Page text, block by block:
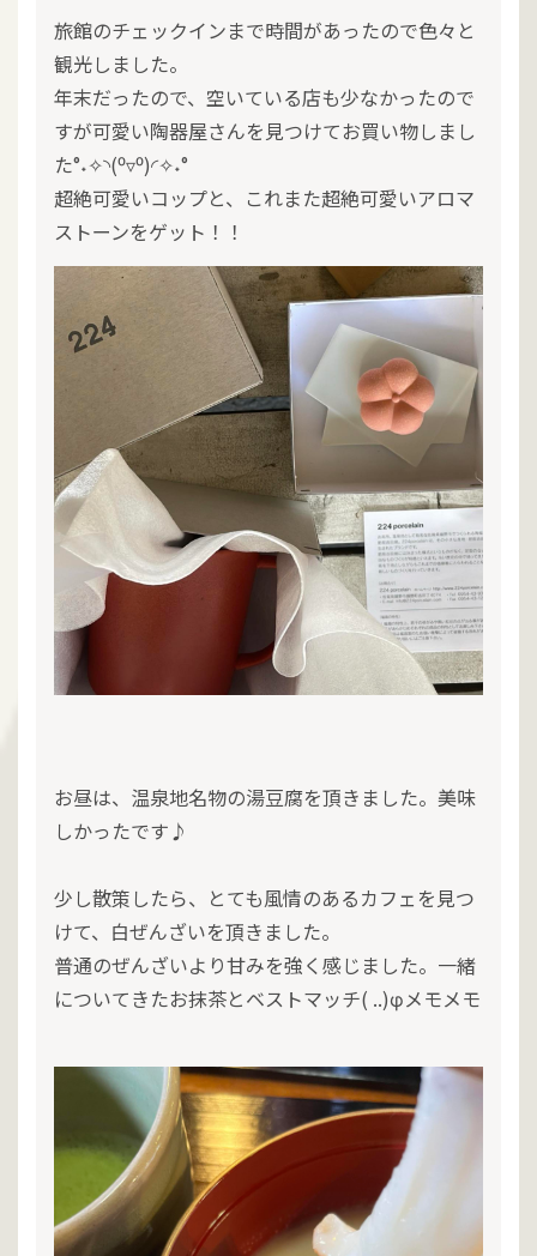
旅館のチェックインまで時間があったので色々と
観光しました。
年末だったので、空いている店も少なかったので
すが可愛い陶器屋さんを見つけてお買い物しまし
た°˖✧◝(⁰▿⁰)◜✧˖°
超絶可愛いコップと、これまた超絶可愛いアロマ
ストーンをゲット！！
お昼は、温泉地名物の湯豆腐を頂きました。美味
しかったです♪
少し散策したら、とても風情のあるカフェを見つ
けて、白ぜんざいを頂きました。
普通のぜんざいより甘みを強く感じました。一緒
についてきたお抹茶とベストマッチ( ..)φメモメモ